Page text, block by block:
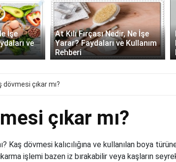
İşe
ve
At Kılı Fırçası Nedir, Ne İşe
Yarar? Faydaları ve Kullanım
Rehberi
dövmesi çıkar mı?
çıkar mı?
Kaş dövmesi kalıcılığına ve kullanılan boya
işlemi bazen iz bırakabilir veya kaşların